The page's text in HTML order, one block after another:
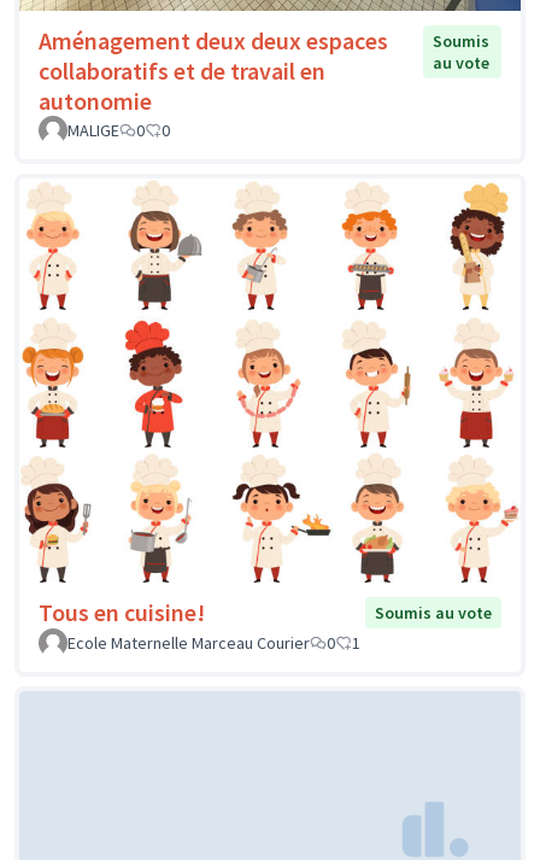
Aménagement deux deux espaces
collaboratifs et de travail en
autonomie
Soumis
au vote
MALIGE 0 0
Tous en cuisine!
Soumis au vote
Ecole Maternelle Marceau Courier
0 1